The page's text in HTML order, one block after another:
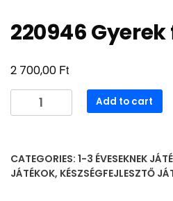
220946
2 700,00 Ft
220946
Gyerek
quantity
Add to cart
CATEGORIES: 1-3 ÉVESEKNEK
JÁTÉKOK, KÉSZSÉGFEJLESZTŐ